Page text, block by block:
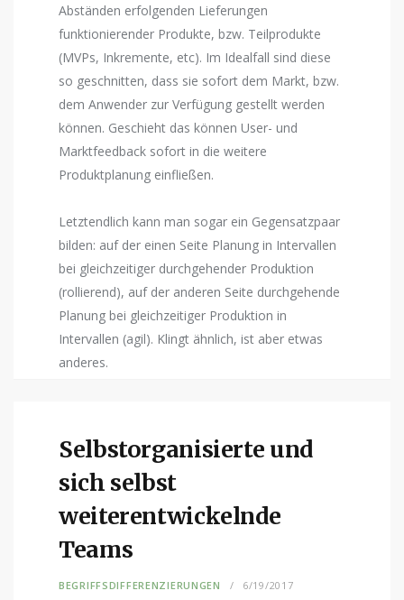
Abständen erfolgenden Lieferungen
funktionierender Produkte, bzw. Teilprodukte
(MVPs, Inkremente, etc). Im Idealfall sind diese
so geschnitten, dass sie sofort dem Markt, bzw.
dem Anwender zur Verfügung gestellt werden
können. Geschieht das können User- und
Marktfeedback sofort in die weitere
Produktplanung einfließen.
Letztendlich kann man sogar ein Gegensatzpaar
bilden: auf der einen Seite Planung in Intervallen
bei gleichzeitiger durchgehender Produktion
(rollierend), auf der anderen Seite durchgehende
Planung bei gleichzeitiger Produktion in
Intervallen (agil). Klingt ähnlich, ist aber etwas
anderes.
Selbstorganisierte und
sich selbst
weiterentwickelnde
Teams
BEGRIFFSDIFFERENZIERUNGEN 6/19/2017